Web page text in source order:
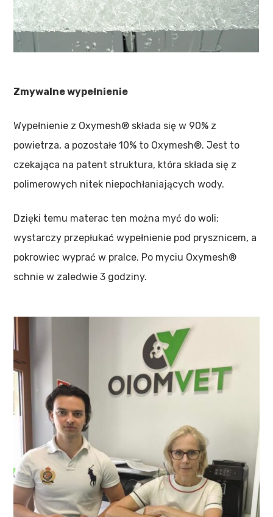
Zmywalne wypełnienie
Wypełnienie z Oxymesh® składa się w 90% z
powietrza, a pozostałe 10% to Oxymesh®. Jest to
czekająca na patent struktura, która składa się z
polimerowych nitek niepochłaniających wody.
Dzięki temu materac ten można myć do woli:
wystarczy przepłukać wypełnienie pod prysznicem, a
pokrowiec wyprać w pralce. Po myciu Oxymesh®
schnie w zaledwie 3 godziny.